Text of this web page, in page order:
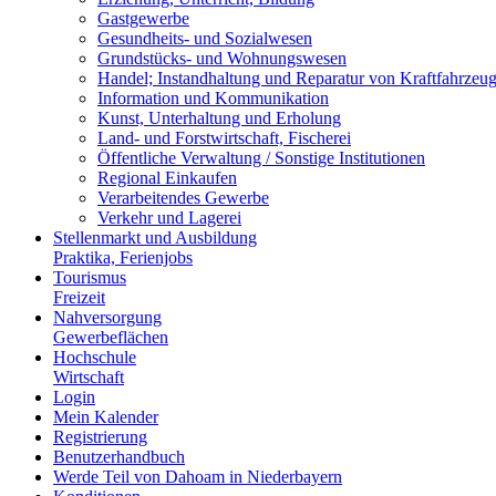
Gastgewerbe
Gesundheits- und Sozialwesen
Grundstücks- und Wohnungswesen
Handel; Instandhaltung und Reparatur von
Information und Kommunikation
Kunst, Unterhaltung und Erholung
Land- und Forstwirtschaft, Fischerei
Öffentliche Verwaltung / Sonstige Institutionen
Regional Einkaufen
Verarbeitendes Gewerbe
Verkehr und Lagerei
Stellenmarkt und Ausbildung
Praktika, Ferienjobs
Tourismus
Freizeit
Nahversorgung
Gewerbeflächen
Hochschule
Wirtschaft
Login
Mein Kalender
Registrierung
Benutzerhandbuch
Werde Teil von Dahoam in Niederbayern